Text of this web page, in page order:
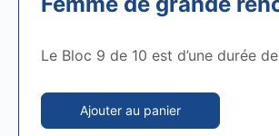
Le Bloc 9 de 10 est d’une durée
Ajouter au panier